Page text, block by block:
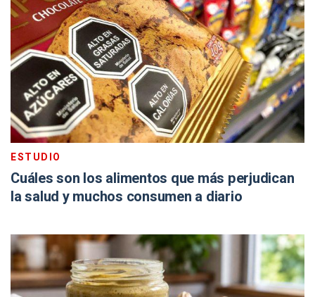
ESTUDIO
Cuáles son los alimentos que más perjudican
la salud y muchos consumen a diario